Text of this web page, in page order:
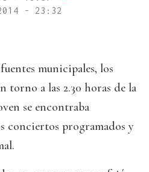
- 23:32
municipales, los
torno a las 2.30 horas de la
se encontraba
conciertos programados y